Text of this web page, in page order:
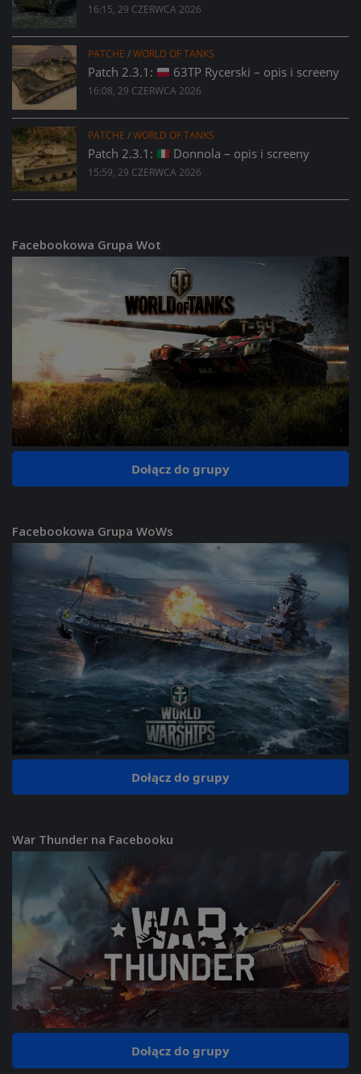
16:15, 29 CZERWCA 2026
PATCHE /WORLD OF TANKS
Patch 2.3.1: 63TP Rycerski – opis i screeny
16:08, 29 CZERWCA 2026
PATCHE /WORLD OF TANKS
Patch 2.3.1: Donnola – opis i screeny
15:59, 29 CZERWCA 2026
Facebookowa Grupa Wot
Dołącz do grupy
Facebookowa Grupa WoWs
Dołącz do grupy
War Thunder na Facebooku
Dołącz do grupy